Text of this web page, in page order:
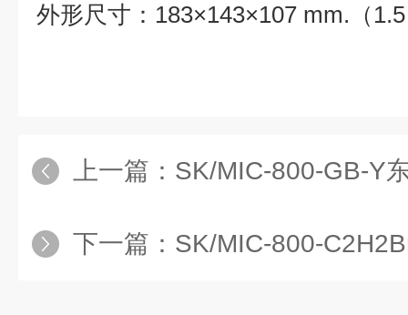
外形尺寸： 183×143×107 mm. （
上一篇： SK/MIC-800-GB-Y东日瀛能
下一篇： SK/MIC-800-C2H2Br4-Y东日瀛